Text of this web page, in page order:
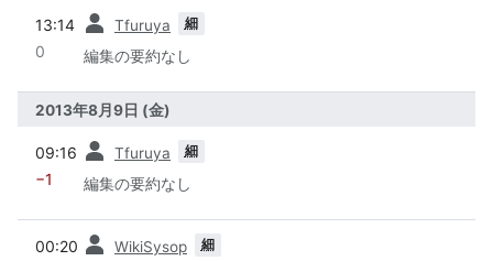
13:14 Tfuruya 細
0 編集の要約なし
2013年8月9日 (金)
09:16 Tfuruya 細
−1 編集の要約なし
00:20 WikiSysop 細